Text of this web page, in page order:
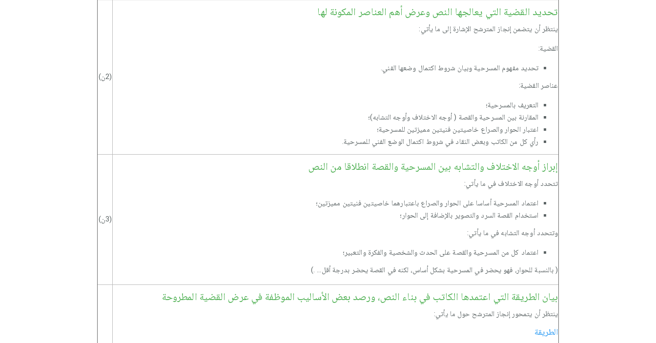
تحديد القضية التي يعالجها النص وعرض أهم العناصر المكونة لها
ينتظر أن يتضمن إنجاز المترشح الإشارة إلى ما يأتي:
القضية:
تحديد مفهوم المسرحية وبيان شروط اكتمال وضعها الفني.
عناصر القضية:
التعريف بالمسرحية؛
المقارنة بين المسرحية والقصة ( أوجه الاختلاف وأوجه التشابه)؛
اعتبار الحوار والصراع خاصيتين فنيتين مميزتين للمسرحية؛
رأي كل من الكاتب وبعض النقاد في شروط اكتمال الوضع الفني للمسرحية.
(2ن)
إبراز أوجه الاختلاف والتشابه بين المسرحية والقصة انطلاقا من النص
تتحدد أوجه الاختلاف في ما يأتي:
اعتماد المسرحية أساسا على الحوار والصراع باعتبارهما خاصيتين فنيتين مميزتين؛
استخدام القصة السرد والتصوير بالإضافة إلى الحوار؛
وتتحدد أوجه التشابه في ما يأتي:
اعتماد كل من المسرحية والقصة على الحدث والشخصية والفكرة والتعبير؛
( بالنسبة للحوار، فهو يحضر في المسرحية بشكل أساس، لكنه في القصة يحضر بدرجة أقل... .)
(3ن)
بيان الطريقة التي اعتمدها الكاتب في بناء النص، ورصد بعض الأساليب الموظفة في عرض القضية المطروحة
ينتظر أن يتمحور إنجاز المترشح حول ما يأتي:
الطريقة